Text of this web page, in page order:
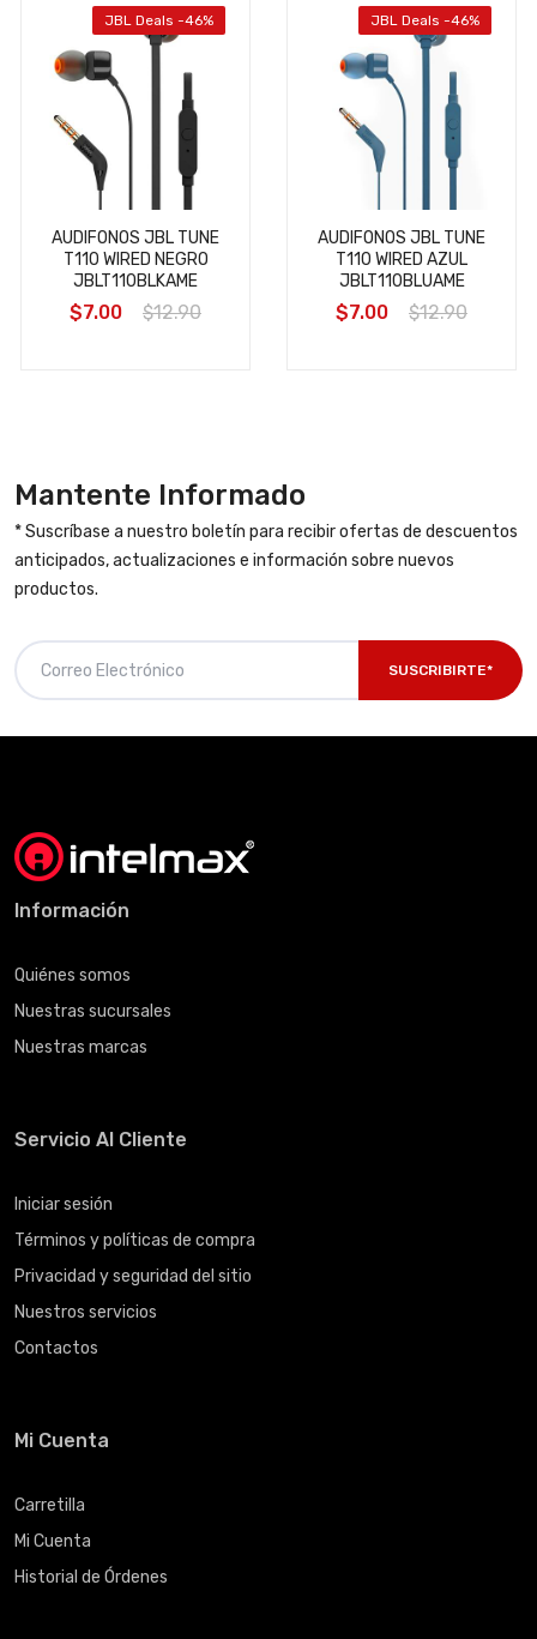
JBL Deals -46%
AUDIFONOS JBL TUNE
T110 WIRED NEGRO
JBLT110BLKAME
$7.00 $12.90
JBL Deals -46%
AUDIFONOS JBL TUNE
T110 WIRED AZUL
JBLT110BLUAME
$7.00 $12.90
Mantente Informado
* Suscríbase a nuestro boletín para recibir ofertas de descuentos
anticipados, actualizaciones e información sobre nuevos
productos.
SUSCRIBIRTE*
Información
Quiénes somos
Nuestras sucursales
Nuestras marcas
Servicio Al Cliente
Iniciar sesión
Términos y políticas de compra
Privacidad y seguridad del sitio
Nuestros servicios
Contactos
Mi Cuenta
Carretilla
Mi Cuenta
Historial de Órdenes